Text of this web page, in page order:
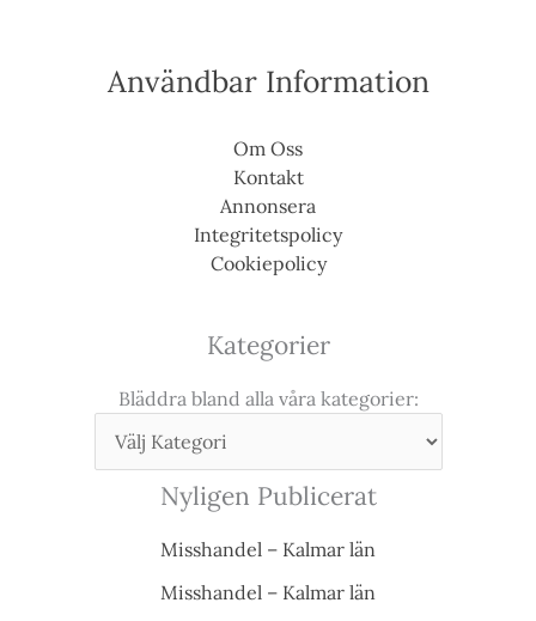
Användbar Information
Om Oss
Kontakt
Annonsera
Integritetspolicy
Cookiepolicy
Kategorier
Bläddra bland alla våra kategorier:
Nyligen Publicerat
Misshandel – Kalmar län
Misshandel – Kalmar län